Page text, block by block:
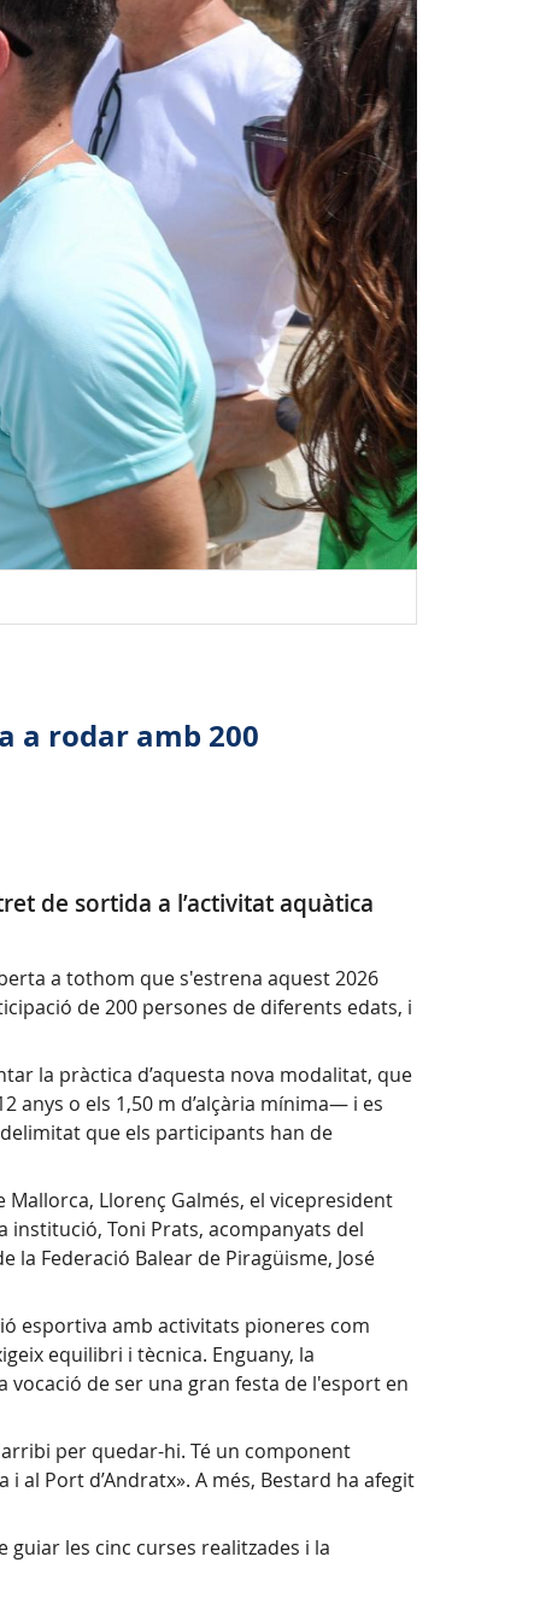
a rodar amb 200
de sortida a l’activitat aquàtica
a tothom que s'estrena aquest 2026
de 200 persones de diferents edats, i
la pràctica d’aquesta nova modalitat, que
o els 1,50 m d’alçària mínima— i es
que els participants han de
Llorenç Galmés, el vicepresident
institució, Toni Prats, acompanyats del
la Federació Balear de Piragüisme, José
esportiva amb activitats pioneres com
equilibri i tècnica. Enguany, la
de ser una gran festa de l'esport en
per quedar-hi. Té un component
al Port d’Andratx». A més, Bestard ha afegit
les cinc curses realitzades i la